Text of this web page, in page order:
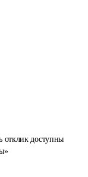
отклик доступны